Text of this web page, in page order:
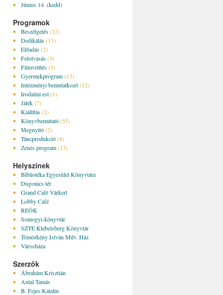
Június 14. (kedd)
Programok
Beszélgetés(12)
Dedikálás(13)
Előadás(2)
Felolvasás(3)
Filmvetítés(3)
Gyermekprogram(13)
Intézményi bemutatkozó(12)
Irodalmi est(1)
Játék(7)
Kiállítás(2)
Könyvbemutató(55)
Megnyitó(2)
Táncprodukció(8)
Zenés program(13)
Helyszínek
Bibliotéka Egyesület Könyvtára
Dugonics tér
Grand Café Várkert
Lobby Café
REÖK
Somogyi-könyvtár
SZTE Klebelsberg Könyvtár
Tömörkény István Műv. Ház
Városháza
Szerzők
Ábrahám Krisztián
Antal Tamás
B. Fejes Katalin